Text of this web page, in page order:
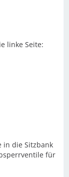
linke Seite:
in die Sitzbank
für